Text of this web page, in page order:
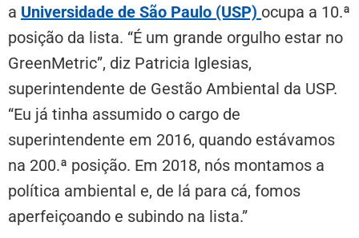
a Universidade de São Paulo (USP) ocupa a 10.ª
posição da lista. “É um grande orgulho estar no
GreenMetric”, diz Patricia Iglesias,
superintendente de Gestão Ambiental da USP.
“Eu já tinha assumido o cargo de
superintendente em 2016, quando estávamos
na 200.ª posição. Em 2018, nós montamos a
política ambiental e, de lá para cá, fomos
aperfeiçoando e subindo na lista.”